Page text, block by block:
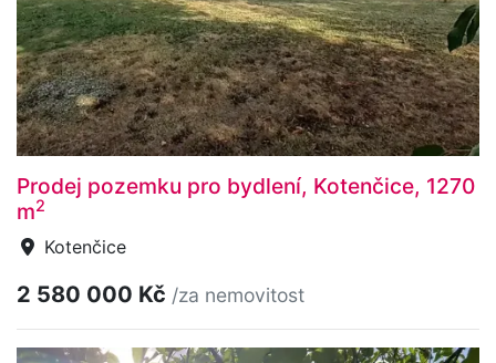
Prodej pozemku pro bydlení, Kotenčice, 1270
m2
Kotenčice
2 580 000 Kč /za nemovitost